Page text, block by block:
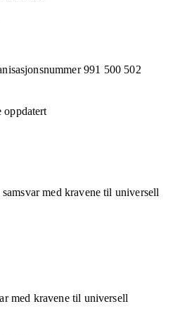
991 500 502
med kravene til universell
med kravene til universell